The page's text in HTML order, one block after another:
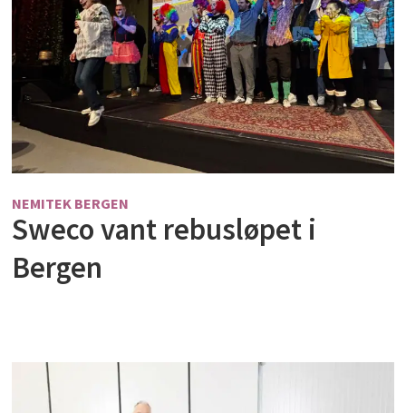
NEMITEK BERGEN
Sweco vant rebusløpet i
Bergen